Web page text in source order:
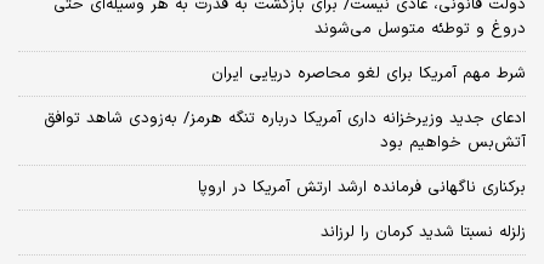
دولت قانونی، عادی نیست/ برای بازگشت به قدرت به هر وسیله‌ای حتی
دروغ و توطئه متوسل می‌شوند
شرط مهم آمریکا برای لغو محاصره دریایی ایران
ادعای جدید وزیرخزانه داری آمریکا درباره تنگه هرمز/ به‌زودی شاهد توافق
آتش‌بس خواهیم بود
برکناری ناگهانی فرمانده ارشد ارتش آمریکا در اروپا
زلزله نسبتا شدید کرمان را لرزاند